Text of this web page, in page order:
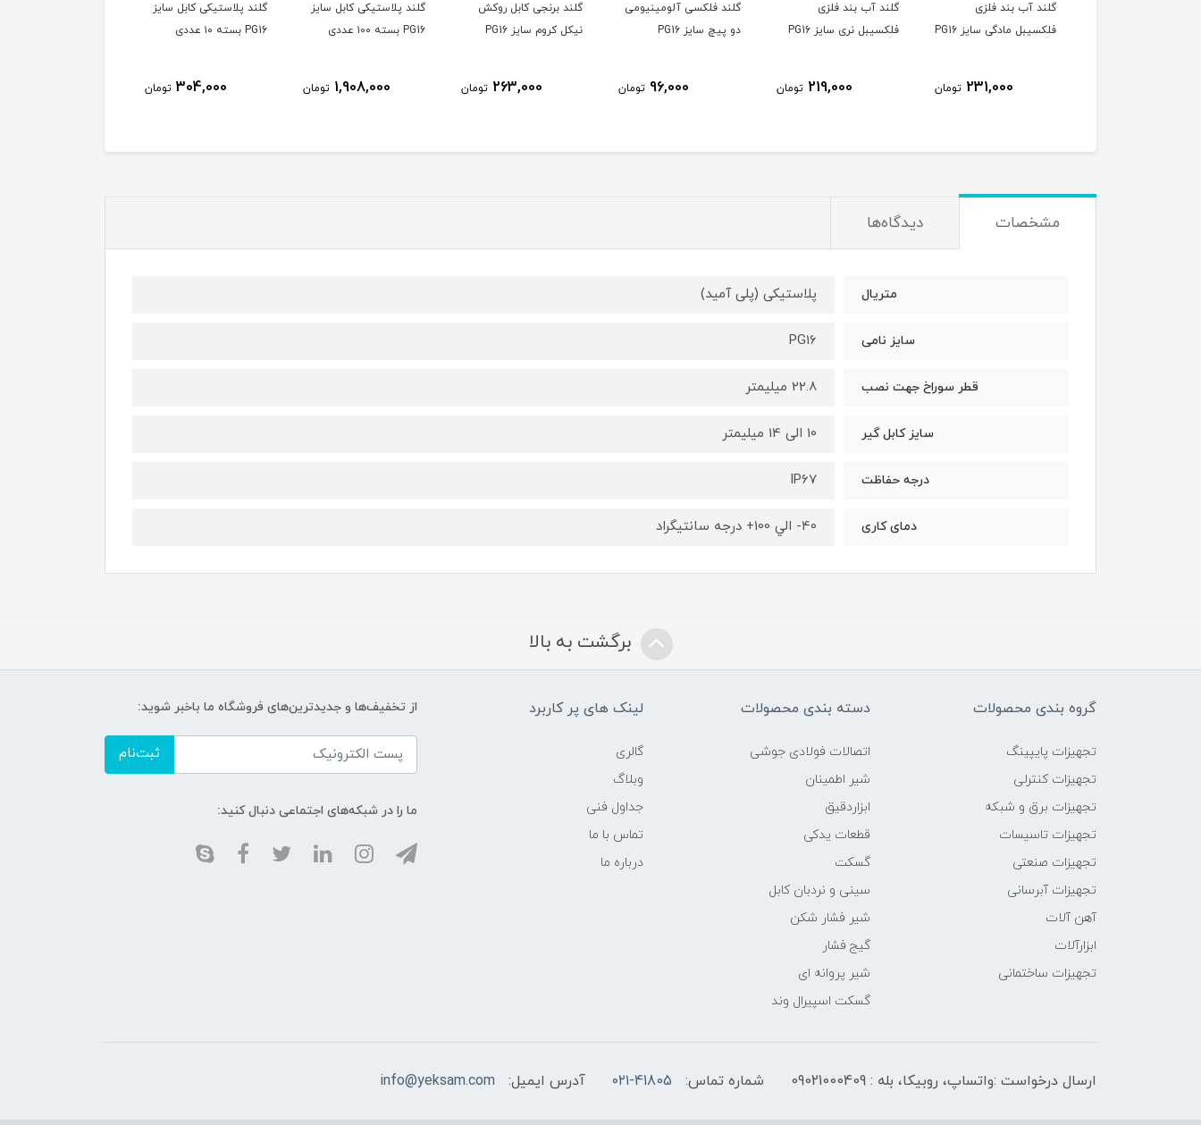
گلند آب بند فلزی
فلکسیبل مادگی سایز PG16
231,000 تومان
گلند آب بند فلزی
فلکسیبل نری سایز PG16
219,000 تومان
گلند فلکسی آلومینیومی
دو پیچ سایز PG16
96,000 تومان
گلند برنجی کابل روکش
نیکل کروم سایز PG16
263,000 تومان
گلند پلاستیکی کابل سایز
PG16 بسته ۱0۰ عددی
1,908,000 تومان
گلند پلاستیکی کابل سایز
PG16 بسته ۱۰ عددی
304,000 تومان
مشخصات دیدگاه‌ها
متریال پلاستیکی (پلی آمید)
سایز نامی PG16
قطر سوراخ جهت نصب 22.8 میلیمتر
سایز کابل گیر 10 الی 14 میلیمتر
درجه حفاظت IP67
دمای کاری 40- الي 100+ درجه سانتيگراد
برگشت به بالا
گروه بندی محصولات
تجهیزات پایپینگ
تجهیزات کنترلی
تجهیزات برق و شبکه
تجهیزات تاسیسات
تجهیزات صنعتی
تجهیزات آبرسانی
آهن آلات
ابزارآلات
تجهیزات ساختمانی
دسته بندی محصولات
اتصالات فولادی جوشی
شیر اطمینان
ابزاردقیق
قطعات یدکی
گسکت
سینی و نردبان کابل
شیر فشار شکن
گیج فشار
شیر پروانه ای
گسکت اسپیرال وند
لینک های پر کاربرد
گالری
وبلاگ
جداول فنی
تماس با ما
درباره ما
از تخفیف‌ها و جدیدترین‌های فروشگاه ما باخبر شوید:
ثبت‌نام
ما را در شبکه‌های اجتماعی دنبال کنید:
ارسال درخواست :واتساپ، روبیکا، بله : 09021000409 شماره تماس: ۰۲۱-41805 آدرس ایمیل: info@yeksam.com